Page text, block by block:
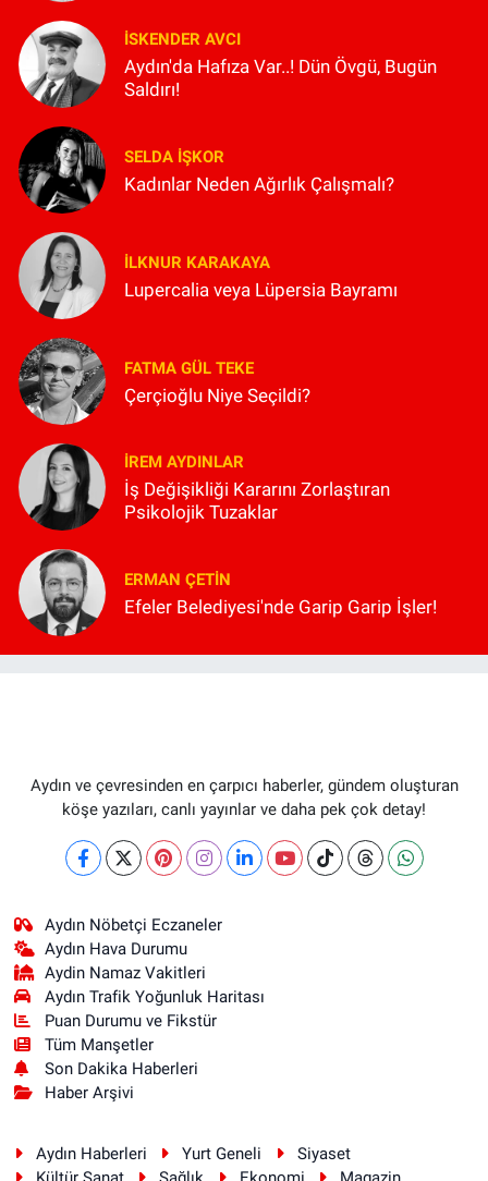
İSKENDER AVCI
Aydın'da Hafıza Var..! Dün Övgü, Bugün
Saldırı!
SELDA İŞKOR
Kadınlar Neden Ağırlık Çalışmalı?
İLKNUR KARAKAYA
Lupercalia veya Lüpersia Bayramı
FATMA GÜL TEKE
Çerçioğlu Niye Seçildi?
İREM AYDINLAR
İş Değişikliği Kararını Zorlaştıran
Psikolojik Tuzaklar
ERMAN ÇETIN
Efeler Belediyesi'nde Garip Garip İşler!
Aydın ve çevresinden en çarpıcı haberler, gündem oluşturan
köşe yazıları, canlı yayınlar ve daha pek çok detay!
Aydın Nöbetçi Eczaneler
Aydın Hava Durumu
Aydin Namaz Vakitleri
Aydın Trafik Yoğunluk Haritası
Puan Durumu ve Fikstür
Tüm Manşetler
Son Dakika Haberleri
Haber Arşivi
Aydın Haberleri Yurt Geneli
Siyaset